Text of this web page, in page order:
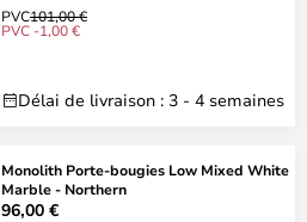
PVC101,00 €
PVC -1,00 €
Délai de livraison : 3 - 4 semaines
Monolith Porte-bougies Low Mixed White
Marble - Northern
96,00 €